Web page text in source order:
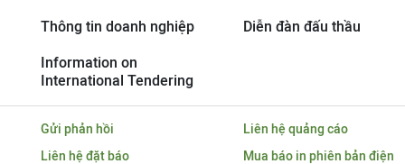
Thông tin doanh nghiệp Diễn đàn đấu thầu
Information on
International Tendering
Gửi phản hồi
Liên hệ quảng cáo
Liên hệ đặt báo
Mua báo in phiên bản điện